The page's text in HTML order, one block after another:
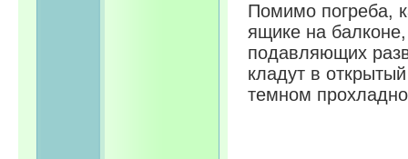
Помимо погреба,
ящике на
подавляющих
кладут в
темном